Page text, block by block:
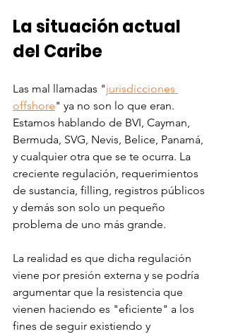
La situación actual
del Caribe
Las mal llamadas "jurisdicciones
offshore" ya no son lo que eran.
Estamos hablando de BVI, Cayman,
Bermuda, SVG, Nevis, Belice, Panamá,
y cualquier otra que se te ocurra. La
creciente regulación, requerimientos
de sustancia, filling, registros públicos
y demás son solo un pequeño
problema de uno más grande.
La realidad es que dicha regulación
viene por presión externa y se podría
argumentar que la resistencia que
vienen haciendo es "eficiente" a los
fines de seguir existiendo y